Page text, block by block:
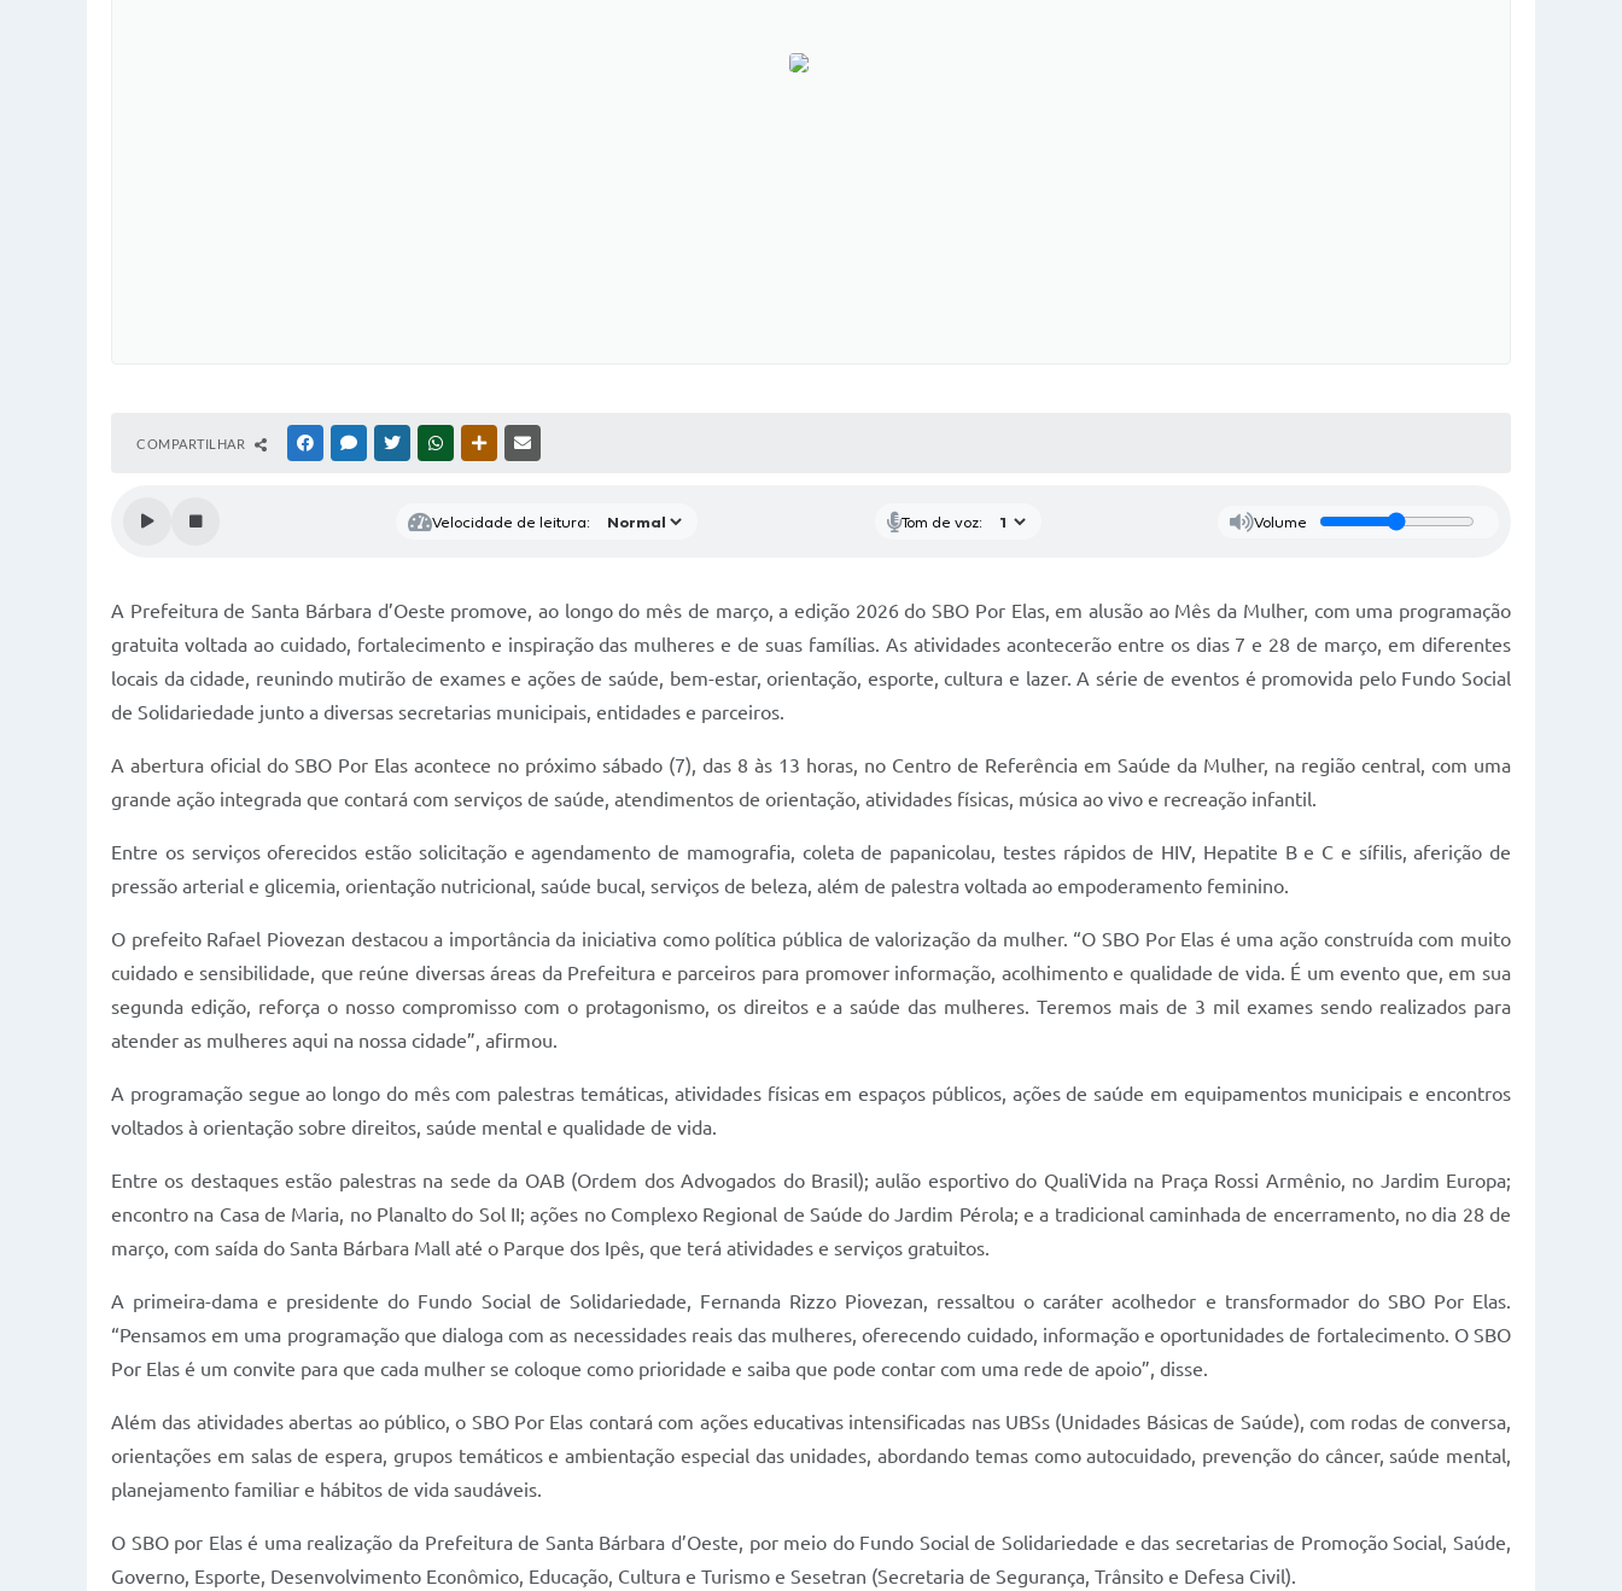
COMPARTILHAR FACEBOOKMESSENGER
TWITTERWHATSAPPOUTRAS MÍDIAS
Velocidade de leitura: Tom de voz: Volume
A Prefeitura de Santa Bárbara d’Oeste promove, ao longo do mês de março, a edição 2026 do SBO Por Elas, em alusão ao Mês da Mulher, com uma programação
gratuita voltada ao cuidado, fortalecimento e inspiração das mulheres e de suas famílias. As atividades acontecerão entre os dias 7 e 28 de março, em diferentes
locais da cidade, reunindo mutirão de exames e ações de saúde, bem-estar, orientação, esporte, cultura e lazer. A série de eventos é promovida pelo Fundo Social
de Solidariedade junto a diversas secretarias municipais, entidades e parceiros.
A abertura oficial do SBO Por Elas acontece no próximo sábado (7), das 8 às 13 horas, no Centro de Referência em Saúde da Mulher, na região central, com uma
grande ação integrada que contará com serviços de saúde, atendimentos de orientação, atividades físicas, música ao vivo e recreação infantil.
Entre os serviços oferecidos estão solicitação e agendamento de mamografia, coleta de papanicolau, testes rápidos de HIV, Hepatite B e C e sífilis, aferição de
pressão arterial e glicemia, orientação nutricional, saúde bucal, serviços de beleza, além de palestra voltada ao empoderamento feminino.
O prefeito Rafael Piovezan destacou a importância da iniciativa como política pública de valorização da mulher. “O SBO Por Elas é uma ação construída com muito
cuidado e sensibilidade, que reúne diversas áreas da Prefeitura e parceiros para promover informação, acolhimento e qualidade de vida. É um evento que, em sua
segunda edição, reforça o nosso compromisso com o protagonismo, os direitos e a saúde das mulheres. Teremos mais de 3 mil exames sendo realizados para
atender as mulheres aqui na nossa cidade”, afirmou.
A programação segue ao longo do mês com palestras temáticas, atividades físicas em espaços públicos, ações de saúde em equipamentos municipais e encontros
voltados à orientação sobre direitos, saúde mental e qualidade de vida.
Entre os destaques estão palestras na sede da OAB (Ordem dos Advogados do Brasil); aulão esportivo do QualiVida na Praça Rossi Armênio, no Jardim Europa;
encontro na Casa de Maria, no Planalto do Sol II; ações no Complexo Regional de Saúde do Jardim Pérola; e a tradicional caminhada de encerramento, no dia 28 de
março, com saída do Santa Bárbara Mall até o Parque dos Ipês, que terá atividades e serviços gratuitos.
A primeira-dama e presidente do Fundo Social de Solidariedade, Fernanda Rizzo Piovezan, ressaltou o caráter acolhedor e transformador do SBO Por Elas.
“Pensamos em uma programação que dialoga com as necessidades reais das mulheres, oferecendo cuidado, informação e oportunidades de fortalecimento. O SBO
Por Elas é um convite para que cada mulher se coloque como prioridade e saiba que pode contar com uma rede de apoio”, disse.
Além das atividades abertas ao público, o SBO Por Elas contará com ações educativas intensificadas nas UBSs (Unidades Básicas de Saúde), com rodas de conversa,
orientações em salas de espera, grupos temáticos e ambientação especial das unidades, abordando temas como autocuidado, prevenção do câncer, saúde mental,
planejamento familiar e hábitos de vida saudáveis.
O SBO por Elas é uma realização da Prefeitura de Santa Bárbara d’Oeste, por meio do Fundo Social de Solidariedade e das secretarias de Promoção Social, Saúde,
Governo, Esporte, Desenvolvimento Econômico, Educação, Cultura e Turismo e Sesetran (Secretaria de Segurança, Trânsito e Defesa Civil).